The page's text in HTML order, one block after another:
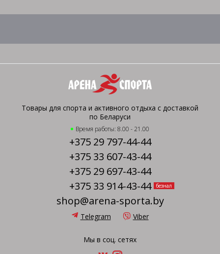
Товары для спорта и активного отдыха с доставкой
по Беларуси
Время работы: 8.00 - 21.00
+375 29 797-44-44
+375 33 607-43-44
+375 29 697-43-44
+375 33 914-43-44
безнал
shop@arena-sporta.by
Telegram Viber
Мы в соц. сетях